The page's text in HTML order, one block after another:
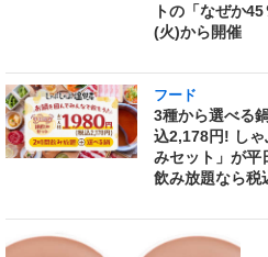
トの「なぜか
(火)から開催
フード
3種から選べる
込2,178円! し
みセット」が平
飲み放題なら税